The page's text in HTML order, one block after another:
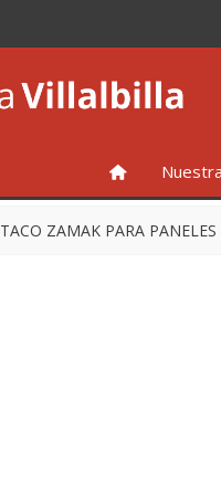
INICIO
TACO ZAMAK PARA